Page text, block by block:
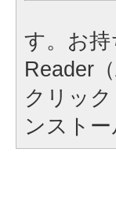
す。お
Reader
クリッ
ンストー